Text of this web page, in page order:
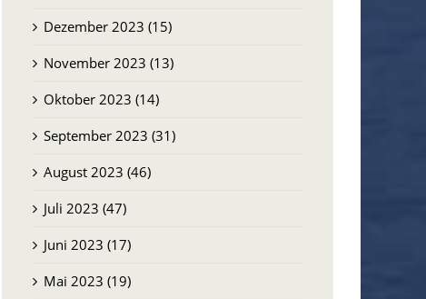
Dezember 2023 (15)
November 2023 (13)
Oktober 2023 (14)
September 2023 (31)
August 2023 (46)
Juli 2023 (47)
Juni 2023 (17)
Mai 2023 (19)